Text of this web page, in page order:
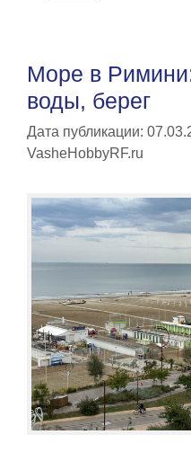
Море в
воды, берег
Дата публикации:
VasheHobbyRF.ru